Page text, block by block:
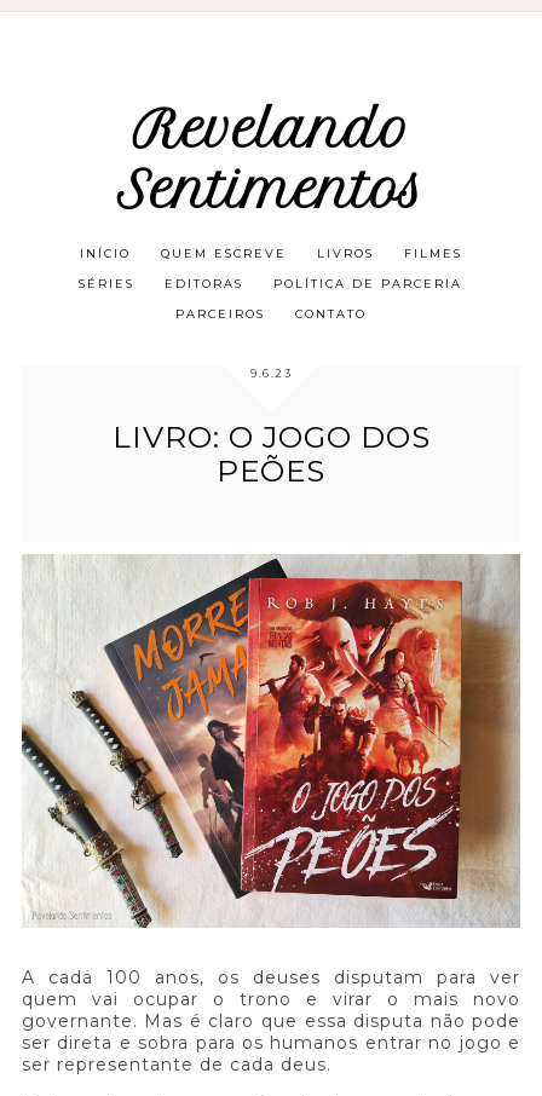
Revelando
Sentimentos
INÍCIO QUEM ESCREVE LIVROS FILMES
SÉRIES EDITORAS POLÍTICA DE PARCERIA
PARCEIROS CONTATO
9.6.23
LIVRO: O JOGO DOS
PEÕES
A cada 100 anos, os deuses disputam para ver
quem vai ocupar o trono e virar o mais novo
governante. Mas é claro que essa disputa não pode
ser direta e sobra para os humanos entrar no jogo e
ser representante de cada deus.